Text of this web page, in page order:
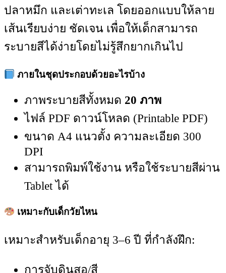
ปลาหมึก และเต่าทะเล โดยออกแบบให้ลาย
เส้นเรียบง่าย ชัดเจน เพื่อให้เด็กสามารถ
ระบายสีได้ง่ายโดยไม่รู้สึกยากเกินไป
ภายในชุดประกอบด้วยอะไรบ้าง
ภาพระบายสีทั้งหมด 20 ภาพ
ไฟล์ PDF ดาวน์โหลด (Printable PDF)
ขนาด A4 แนวตั้ง ความละเอียด 300
DPI
สามารถพิมพ์ใช้งาน หรือใช้ระบายสีผ่าน
Tablet ได้
เหมาะกับเด็กวัยไหน
เหมาะสำหรับเด็กอายุ 3–6 ปี ที่กำลังฝึก:
การจับดินสอ/สี